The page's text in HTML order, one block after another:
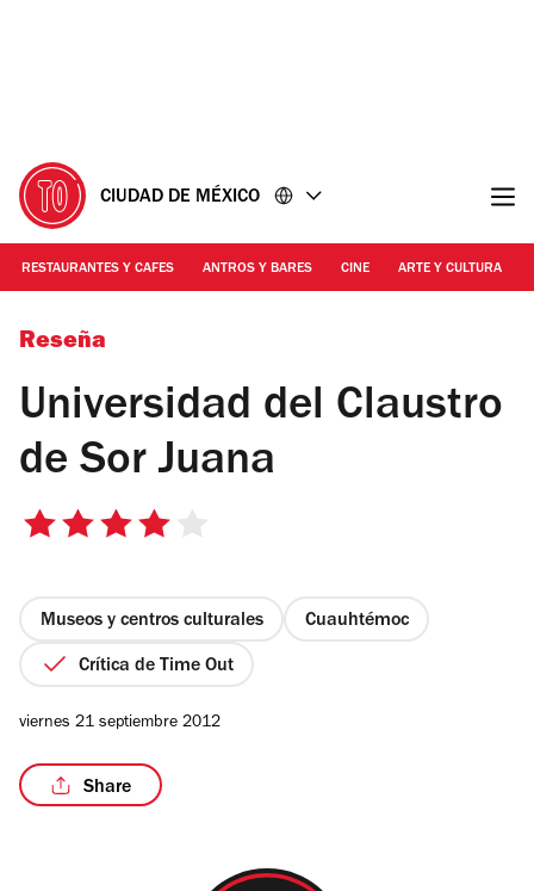
CIUDAD DE MÉXICO
RESTAURANTES Y CAFES ANTROS Y BARES CINE ARTE Y CULTURA
Alejandra Carbajal
Reseña
Universidad del Claustro
de Sor Juana
4
estrellas
Museos y centros culturales Cuauhtémoc
Crítica de Time Out
viernes 21 septiembre 2012
Share